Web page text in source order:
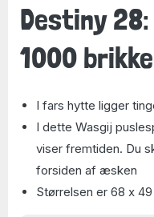
Destiny
1000
I fars hytte ligger
I dette Wasgij
viser fremtiden. Du
forsiden af æsken
Størrelsen er 68 x